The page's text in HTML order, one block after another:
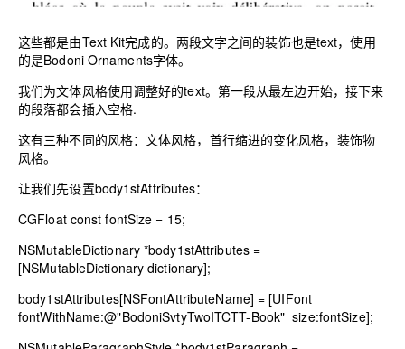
这些都是由Text Kit完成的。两段文字之间的装饰也是text，使用
的是Bodoni Ornaments字体。
我们为文体风格使用调整好的text。第一段从最左边开始，接下来
的段落都会插入空格.
这有三种不同的风格：文体风格，首行缩进的变化风格，装饰物
风格。
让我们先设置body1stAttributes：
CGFloat const fontSize = 15;
NSMutableDictionary *body1stAttributes =
[NSMutableDictionarydictionary];
body1stAttributes[NSFontAttributeName] = [UIFont
fontWithName:@"BodoniSvtyTwoITCTT-Book" size:fontSize];